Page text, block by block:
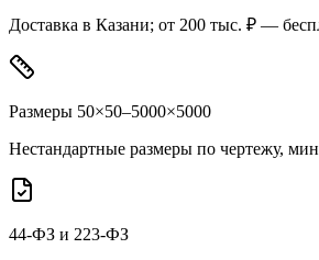
Доставка в Казани; от 200 тыс. ₽ —
Размеры 50×50–5000×5000
Нестандартные размеры по чертежу,
44-ФЗ и 223-ФЗ